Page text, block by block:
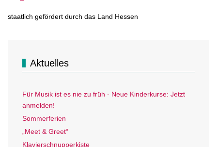
staatlich gefördert durch das Land Hessen
Aktuelles
Für Musik ist es nie zu früh - Neue Kinderkurse: Jetzt
anmelden!
Sommerferien
„Meet & Greet“
Klavierschnupperkiste